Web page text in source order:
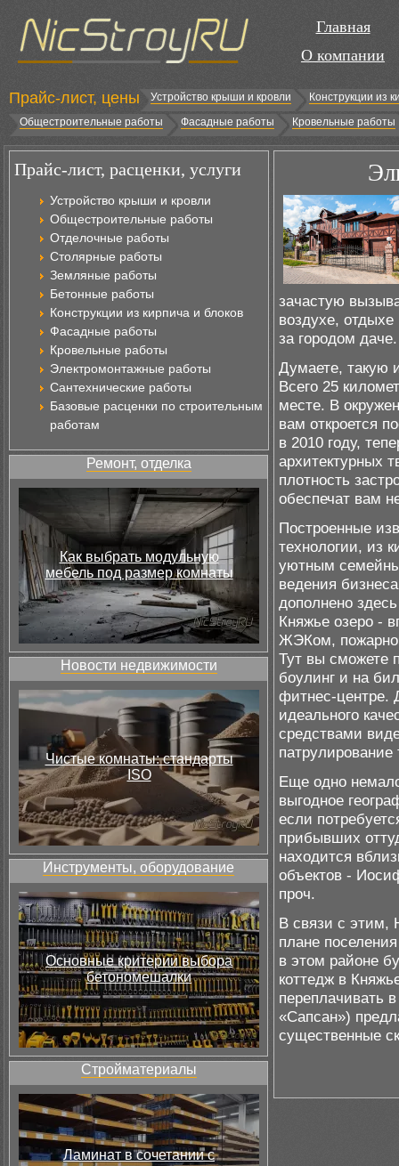
Главная
О компании
Прайс-лист, цены Устройство крыши и кровли
Конструкции из
Общестроительные работы
Фасадные работы Кровельные работы
Прайс-лист, расценки, услуги
Устройство крыши и кровли
Общестроительные работы
Отделочные работы
Столярные работы
Земляные работы
Бетонные работы
Конструкции из кирпича и блоков
Фасадные работы
Кровельные работы
Электромонтажные работы
Сантехнические работы
Базовые расценки по строительным
работам
Ремонт, отделка
Как выбрать модульную
мебель под размер комнаты
Новости недвижимости
Чистые комнаты: стандарты
ISO
Инструменты, оборудование
Основные критерии выбора
бетономешалки
Стройматериалы
Ламинат в сочетании с
зачастую
воздухе,
за городом даче.
Думаете, такую
Всего 25
месте. В
вам откроется
в 2010 году,
архитектурных
плотность
обеспечат вам
Построенные
технологии, из
уютным
ведения
дополнено
Княжье озеро -
ЖЭКом,
Тут вы сможете
боулинг и на
фитнес-центре.
идеального
средствами
патрулирование
Еще одно
выгодное
если
прибывших
находится
объектов -
проч.
В связи с этим,
плане
в этом районе
коттедж в
переплачивать
«Сапсан»)
существенные